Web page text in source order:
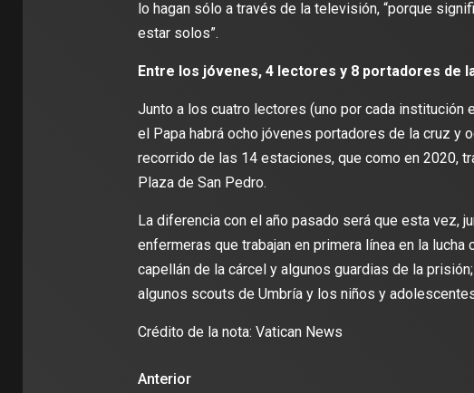
lo hagan sólo a través de la televisión, “porque
estar solos”.
Entre los jóvenes, 4 lectores y 8 portadores de
Junto a los cuatro lectores (uno por cada institución
el Papa habrá ocho jóvenes portadores de la cruz y
recorrido de las 14 estaciones, que como en 2020,
Plaza de San Pedro.
La diferencia con el año pasado será que esta vez,
enfermeras que trabajan en primera línea en la lucha
capellán de la cárcel y algunos guardias de la
algunos scouts de Umbría y los niños y
Crédito de la nota: Vatican News
Anterior